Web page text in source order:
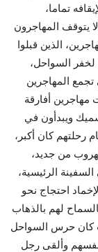
تماما،
يتوقف المهاجرون
الذين قبلوا
السواحل،
تجمع المهاجرين
أفارقة
ويبدأون في
رحلتهم كان أكبر،
من جديد،
الرئيسية،
احتجاج نحو
لهم بالذهاب
كان حرس السواحل
وألقى رجل